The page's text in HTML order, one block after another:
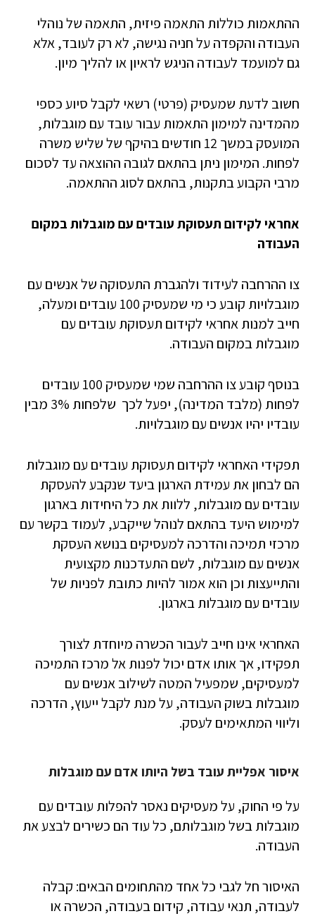
ההתאמות כוללות התאמה פיזית, התאמה של נוהלי
העבודה והקפדה על חניה נגישה, לא רק לעובד, אלא
גם למועמד לעבודה הניגש לראיון או להליך מיון.
חשוב לדעת שמעסיק (פרטי) רשאי לקבל סיוע כספי
מהמדינה למימון התאמות עבור עובד עם מוגבלות,
המועסק במשך 12 חודשים בהיקף של שליש משרה
לפחות. המימון ניתן בהתאם לגובה ההוצאה עד לסכום
מרבי הקבוע בתקנות, בהתאם לסוג ההתאמה.
אחראי לקידום תעסוקת עובדים עם מוגבלות במקום
העבודה
צו ההרחבה לעידוד ולהגברת התעסוקה של אנשים עם
מוגבלויות קובע כי מי שמעסיק 100 עובדים ומעלה,
חייב למנות אחראי לקידום תעסוקת עובדים עם
מוגבלות במקום העבודה.
בנוסף קובע צו ההרחבה שמי שמעסיק 100 עובדים
לפחות (מלבד המדינה), יפעל לכך שלפחות 3% מבין
עובדיו יהיו אנשים עם מוגבלויות.
תפקידי האחראי לקידום תעסוקת עובדים עם מוגבלות
הם לבחון את עמידת הארגון ביעד שנקבע להעסקת
עובדים עם מוגבלות, ללוות את כל היחידות בארגון
למימוש היעד בהתאם לנוהל שייקבע, לעמוד בקשר עם
מרכזי תמיכה והדרכה למעסיקים בנושא העסקת
אנשים עם מוגבלות, לשם התעדכנות מקצועית
והתייעצות וכן הוא אמור להיות כתובת לפניות של
עובדים עם מוגבלות בארגון.
האחראי אינו חייב לעבור הכשרה מיוחדת לצורך
תפקידו, אך אותו אדם יכול לפנות אל מרכז התמיכה
למעסיקים, שמפעיל המטה לשילוב אנשים עם
מוגבלות בשוק העבודה, על מנת לקבל ייעוץ, הדרכה
וליווי המתאימים לעסק.
איסור אפליית עובד בשל היותו אדם עם מוגבלות
על פי החוק, על מעסיקים נאסר להפלות עובדים עם
מוגבלות בשל מוגבלותם, כל עוד הם כשירים לבצע את
העבודה.
האיסור חל לגבי כל אחד מהתחומים הבאים: קבלה
לעבודה, תנאי עבודה, קידום בעבודה, הכשרה או